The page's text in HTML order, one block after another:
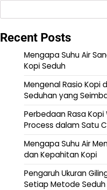
Recent Posts
Mengapa Suhu Air
Kopi Seduh
Mengenal Rasio Kopi
Seduhan yang
Perbedaan Rasa
Process dalam Satu
Mengapa Suhu Air
dan Kepahitan Kopi
Pengaruh Ukuran
Setiap Metode Seduh